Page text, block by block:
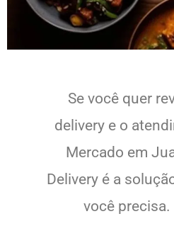
Se você quer
delivery e o
Mercado em
Delivery é a
você